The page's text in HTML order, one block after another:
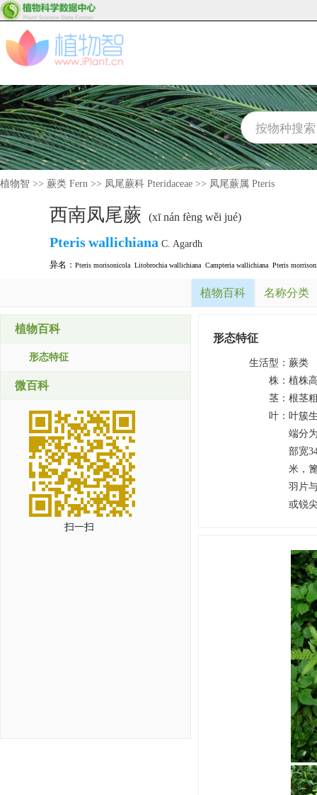
植物智 >> 蕨类 Fern >> 凤尾蕨科 Pteridaceae >> 凤尾蕨属 Pteris
西南凤尾蕨 (xī nán fèng wěi jué)
Pteriswallichiana C. Agardh
异名： Pteris morisonicola Litobrochia wallichiana Campteria wallichiana Pteris
植物百科 名称分类
植物百科
形态特征
微百科
扫一扫
形态特征
生活型 ： 蕨类
株 ： 植株
茎 ： 根茎
叶 ： 叶簇
端分
部宽
米，
羽片
或锐